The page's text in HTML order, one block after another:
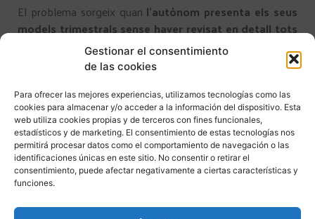
Gestionar el consentimiento
de las cookies
Para ofrecer las mejores experiencias, utilizamos tecnologías como las
cookies para almacenar y/o acceder a la información del dispositivo. Esta
web utiliza cookies propias y de terceros con fines funcionales,
estadísticos y de marketing. El consentimiento de estas tecnologías nos
permitirá procesar datos como el comportamiento de navegación o las
identificaciones únicas en este sitio. No consentir o retirar el
consentimiento, puede afectar negativamente a ciertas características y
funciones.
El problema sorgeix quan l’autònom presenta els seus
models trimestrals sense haver revisat en detall tots
els moviments del període. En molts casos,
fora factures que sí que podrien deduir-se, o es
l’activitat professionalpermeten reduir la liquidació. A
més, quan les deduccions no s’apliquen en el trimestre
corresponent, no sempre és possible rectificar fora de
termini, cosa que implica que aquests diners queden
definitivament ingressats aHisendasense possibilitat de
recuperar-los.
La importància de revisar cada